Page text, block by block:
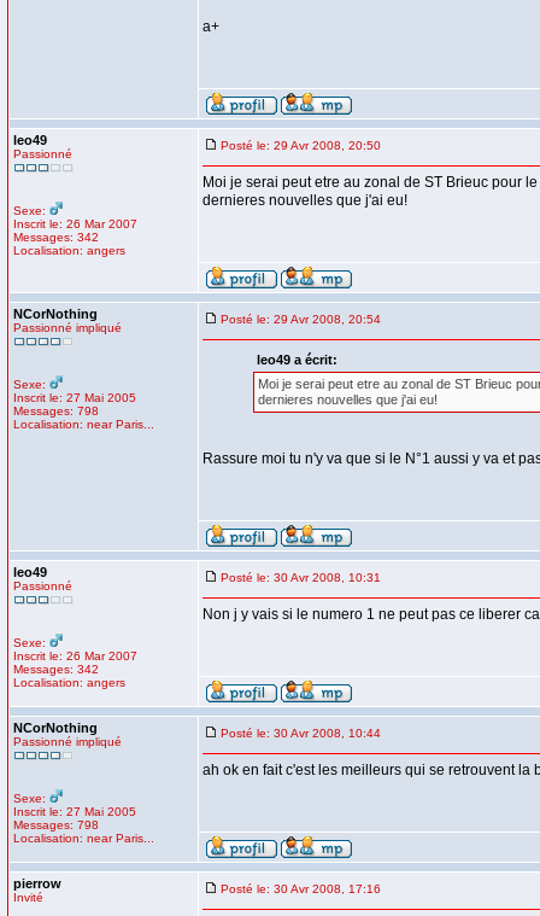
a+
leo49
Passionné
Sexe:
Inscrit le: 26 Mar 2007
Messages: 342
Localisation: angers
Posté le: 29 Avr 2008, 20:50
Moi je serai peut etre au zonal de ST Brieuc pour
dernieres nouvelles que j'ai eu!
NCorNothing
Passionné impliqué
Sexe:
Inscrit le: 27 Mai 2005
Messages: 798
Localisation: near Paris...
Posté le: 29 Avr 2008, 20:54
leo49 a écrit:
Moi je serai peut etre au zonal de ST Brieuc
dernieres nouvelles que j'ai eu!
Rassure moi tu n'y va que si le N°1 aussi y va et
leo49
Passionné
Sexe:
Inscrit le: 26 Mar 2007
Messages: 342
Localisation: angers
Posté le: 30 Avr 2008, 10:31
Non j y vais si le numero 1 ne peut pas ce liberer
NCorNothing
Passionné impliqué
Sexe:
Inscrit le: 27 Mai 2005
Messages: 798
Localisation: near Paris...
Posté le: 30 Avr 2008, 10:44
ah ok en fait c'est les meilleurs qui se retrouvent la
pierrow
Invité
Posté le: 30 Avr 2008, 17:16